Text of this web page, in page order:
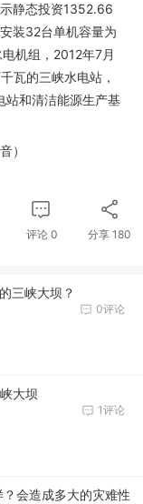
静态投资1352.66
装32台单机容量为
机组，2012年7月
瓦的三峡水电站，
站和清洁能源生产基
）
评论 0 分享 180
三峡大坝？
0评论
大坝
1评论
会造成多大的灾难性